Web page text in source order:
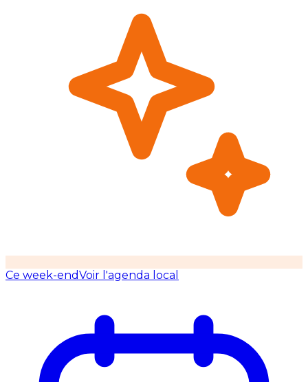
Ce week-endVoir l'agenda local